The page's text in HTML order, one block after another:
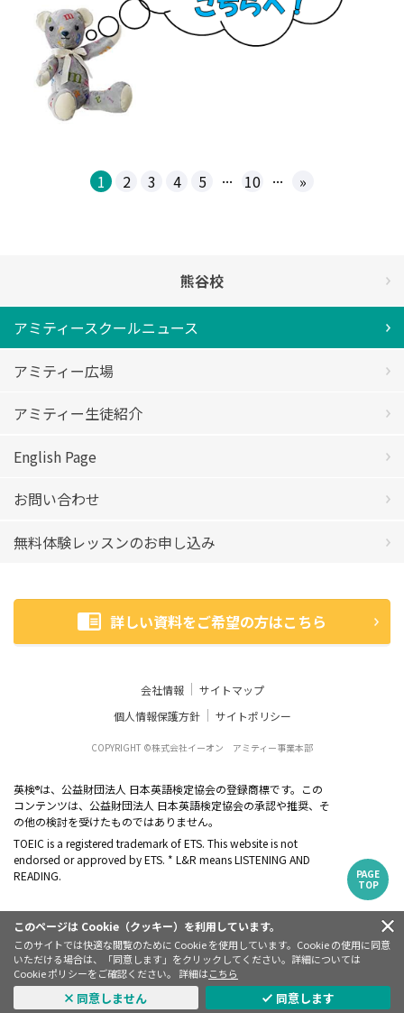
このページは Cookie（クッキー）を利用しています。
このサイトでは快適な閲覧のために Cookie を使用しています。Cookie の使用に同意
いただける場合は、「同意します」をクリックしてください。詳細については
Cookie ポリシーをご確認ください。 詳細はこちら
同意しません 同意します
1 2 3 4 5 ... 10 ... »
熊谷校
アミティースクールニュース
アミティー広場
アミティー生徒紹介
English Page
お問い合わせ
無料体験レッスンのお申し込み
PAGE
TOP
詳しい資料をご希望の方はこちら
会社情報
サイトマップ
個人情報保護方針
サイトポリシー
COPYRIGHT ©株式会社イーオン アミティー事業本部
英検®は、公益財団法人 日本英語検定協会の登録商標です。この
コンテンツは、公益財団法人 日本英語検定協会の承認や推奨、そ
の他の検討を受けたものではありません。
TOEIC is a registered trademark of ETS. This website is not
endorsed or approved by ETS. * L&R means LISTENING AND
READING.